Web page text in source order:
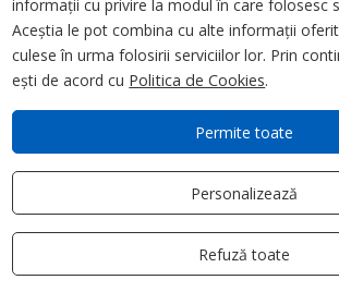
BUZ TUB FIX
informații cu privire la modul în care folosesc
Aceștia le pot combina cu alte informații
culese în urma folosirii serviciilor lor. Prin
ești de acord cu Politica de Cookies.
Permite toate
Personalizează
Refuză toate